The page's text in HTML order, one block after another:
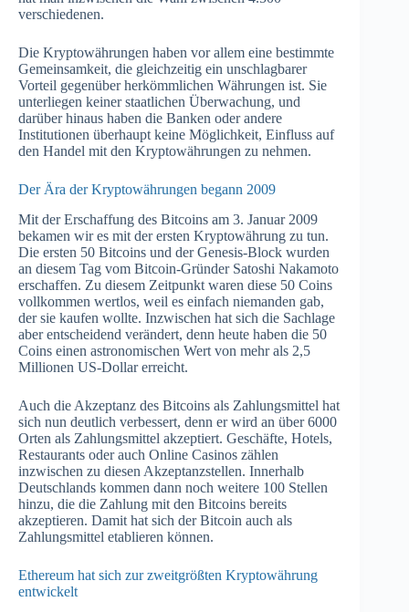
verschiedenen.
Die Kryptowährungen haben vor allem eine bestimmte
Gemeinsamkeit, die gleichzeitig ein unschlagbarer
Vorteil gegenüber herkömmlichen Währungen ist. Sie
unterliegen keiner staatlichen Überwachung, und
darüber hinaus haben die Banken oder andere
Institutionen überhaupt keine Möglichkeit, Einfluss auf
den Handel mit den Kryptowährungen zu nehmen.
Der Ära der Kryptowährungen begann 2009
Mit der Erschaffung des Bitcoins am 3. Januar 2009
bekamen wir es mit der ersten Kryptowährung zu tun.
Die ersten 50 Bitcoins und der Genesis-Block wurden
an diesem Tag vom Bitcoin-Gründer Satoshi Nakamoto
erschaffen. Zu diesem Zeitpunkt waren diese 50 Coins
vollkommen wertlos, weil es einfach niemanden gab,
der sie kaufen wollte. Inzwischen hat sich die Sachlage
aber entscheidend verändert, denn heute haben die 50
Coins einen astronomischen Wert von mehr als 2,5
Millionen US-Dollar erreicht.
Auch die Akzeptanz des Bitcoins als Zahlungsmittel hat
sich nun deutlich verbessert, denn er wird an über 6000
Orten als Zahlungsmittel akzeptiert. Geschäfte, Hotels,
Restaurants oder auch Online Casinos zählen
inzwischen zu diesen Akzeptanzstellen. Innerhalb
Deutschlands kommen dann noch weitere 100 Stellen
hinzu, die die Zahlung mit den Bitcoins bereits
akzeptieren. Damit hat sich der Bitcoin auch als
Zahlungsmittel etablieren können.
Ethereum hat sich zur zweitgrößten Kryptowährung
entwickelt